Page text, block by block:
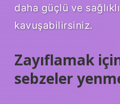
daha güçlü ve
kavuşabilirsiniz.
Zayıflamak
sebzeler